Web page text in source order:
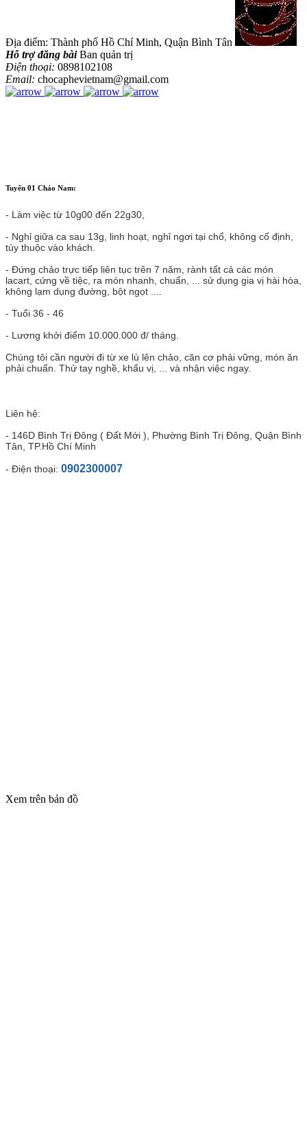
Địa điểm: Thành phố Hồ Chí Minh, Quận Bình Tân
Hỗ trợ đăng bàiBan quản trị
Điện thoại: 0898102108
Email: chocaphevietnam@gmail.com
Tuyển 01 Chảo Nam:
- Làm việc từ 10g00 đến 22g30,
- Nghỉ giữa ca sau 13g, linh hoạt, nghỉ ngơi tại chổ, không cố định,
tùy thuộc vào khách.
- Đứng chảo trực tiếp liên tục trên 7 năm, rành tất cả các món
lacart, cứng về tiệc, ra món nhanh, chuẩn, ... sử dụng gia vị hài hòa,
không lạm dụng đường, bột ngọt ....
- Tuổi 36 - 46
- Lương khởi điểm 10.000.000 đ/ tháng.
Chúng tôi cần người đi từ xe lù lên chảo, căn cơ phải vững, món ăn
phải chuẩn. Thử tay nghề, khẩu vị, ... và nhận việc ngay.
Liên hệ:
- 146D Bình Trị Đông ( Đất Mới ), Phường Bình Trị Đông, Quận Bình
Tân, TP.Hồ Chí Minh
- Điện thoại: 0902300007
Xem trên bản đồ